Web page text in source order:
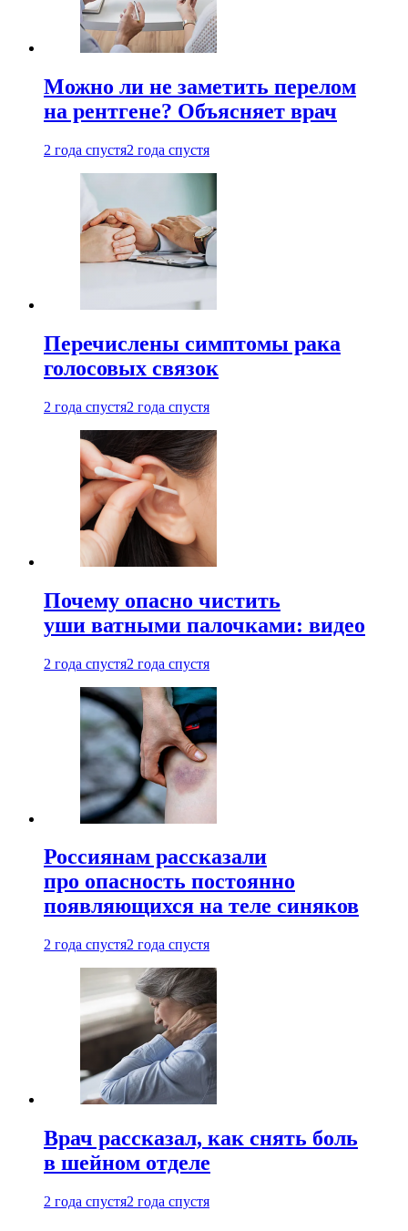
Можно ли не заметить перелом
на рентгене? Объясняет врач
2 года спустя2 года спустя
Перечислены симптомы рака
голосовых связок
2 года спустя2 года спустя
Почему опасно чистить
уши ватными палочками: видео
2 года спустя2 года спустя
Россиянам рассказали
про опасность постоянно
появляющихся на теле синяков
2 года спустя2 года спустя
Врач рассказал, как снять боль
в шейном отделе
2 года спустя2 года спустя